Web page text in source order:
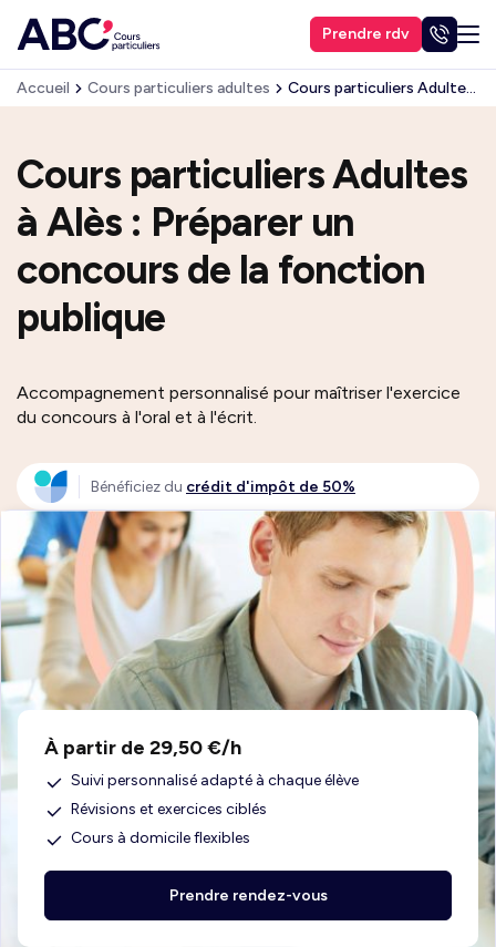
Prendre rdv
Accueil Cours particuliers adultes Cours particuliers Adultes : Préparer un concours de la fonction publique
Cours particuliers Adultes
à Alès : Préparer un
concours de la fonction
publique
Accompagnement personnalisé pour maîtriser l'exercice
du concours à l'oral et à l'écrit.
Bénéficiez du crédit d'impôt de 50%
À partir de 29,50 €/h
Suivi personnalisé adapté à chaque élève
Révisions et exercices ciblés
Cours à domicile flexibles
Prendre rendez-vous